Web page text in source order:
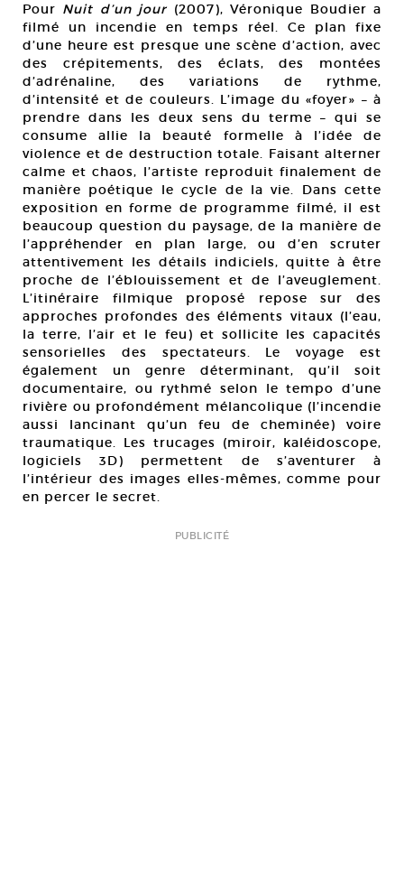
Pour Nuit d’un jour (2007), Véronique Boudier a
filmé un incendie en temps réel. Ce plan fixe
d’une heure est presque une scène d’action, avec
des crépitements, des éclats, des montées
d’adrénaline, des variations de rythme,
d’intensité et de couleurs. L’image du «foyer» – à
prendre dans les deux sens du terme – qui se
consume allie la beauté formelle à l’idée de
violence et de destruction totale. Faisant alterner
calme et chaos, l’artiste reproduit finalement de
manière poétique le cycle de la vie. Dans cette
exposition en forme de programme filmé, il est
beaucoup question du paysage, de la manière de
l’appréhender en plan large, ou d’en scruter
attentivement les détails indiciels, quitte à être
proche de l’éblouissement et de l’aveuglement.
L’itinéraire filmique proposé repose sur des
approches profondes des éléments vitaux (l’eau,
la terre, l’air et le feu) et sollicite les capacités
sensorielles des spectateurs. Le voyage est
également un genre déterminant, qu’il soit
documentaire, ou rythmé selon le tempo d’une
rivière ou profondément mélancolique (l’incendie
aussi lancinant qu’un feu de cheminée) voire
traumatique. Les trucages (miroir, kaléidoscope,
logiciels 3D) permettent de s’aventurer à
l’intérieur des images elles-mêmes, comme pour
en percer le secret.
PUBLICITÉ